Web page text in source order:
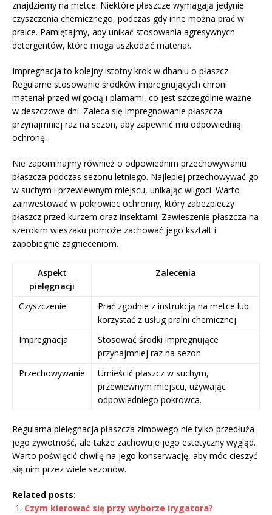
znajdziemy na metce. Niektóre płaszcze wymagają jedynie
czyszczenia chemicznego, podczas gdy inne można prać w
pralce. Pamiętajmy, aby unikać stosowania agresywnych
detergentów, które mogą uszkodzić materiał.
Impregnacja to kolejny istotny krok w dbaniu o płaszcz.
Regularne stosowanie środków impregnujących chroni
materiał przed wilgocią i plamami, co jest szczególnie ważne
w deszczowe dni. Zaleca się impregnowanie płaszcza
przynajmniej raz na sezon, aby zapewnić mu odpowiednią
ochronę.
Nie zapominajmy również o odpowiednim przechowywaniu
płaszcza podczas sezonu letniego. Najlepiej przechowywać go
w suchym i przewiewnym miejscu, unikając wilgoci. Warto
zainwestować w pokrowiec ochronny, który zabezpieczy
płaszcz przed kurzem oraz insektami. Zawieszenie płaszcza na
szerokim wieszaku pomoże zachować jego kształt i
zapobiegnie zagnieceniom.
Aspekt
pielęgnacji
Zalecenia
Czyszczenie
Prać zgodnie z instrukcją na metce lub
korzystać z usług pralni chemicznej.
Impregnacja
Stosować środki impregnujące
przynajmniej raz na sezon.
Przechowywanie
Umieścić płaszcz w suchym,
przewiewnym miejscu, używając
odpowiedniego pokrowca.
Regularna pielęgnacja płaszcza zimowego nie tylko przedłuża
jego żywotność, ale także zachowuje jego estetyczny wygląd.
Warto poświęcić chwilę na jego konserwację, aby móc cieszyć
się nim przez wiele sezonów.
Related posts:
Czym kierować się przy wyborze irygatora?